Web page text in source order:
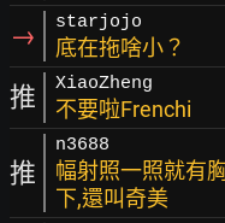
→ starjojo
底在拖啥小？
推 XiaoZheng
不要啦Frenchi
推
n3688
幅射照一照就有
下,還叫奇美